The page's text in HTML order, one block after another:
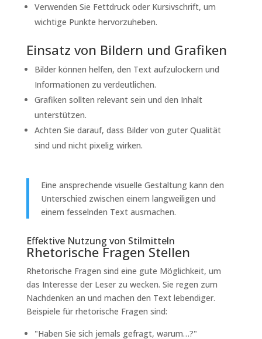
Verwenden Sie Fettdruck oder Kursivschrift, um
wichtige Punkte hervorzuheben.
Einsatz von Bildern und Grafiken
Bilder können helfen, den Text aufzulockern und
Informationen zu verdeutlichen.
Grafiken sollten relevant sein und den Inhalt
unterstützen.
Achten Sie darauf, dass Bilder von guter Qualität
sind und nicht pixelig wirken.
Eine ansprechende visuelle Gestaltung kann den
Unterschied zwischen einem langweiligen und
einem fesselnden Text ausmachen.
Effektive Nutzung von Stilmitteln
Rhetorische Fragen Stellen
Rhetorische Fragen sind eine gute Möglichkeit, um
das Interesse der Leser zu wecken. Sie regen zum
Nachdenken an und machen den Text lebendiger.
Beispiele für rhetorische Fragen sind:
"Haben Sie sich jemals gefragt, warum…?"